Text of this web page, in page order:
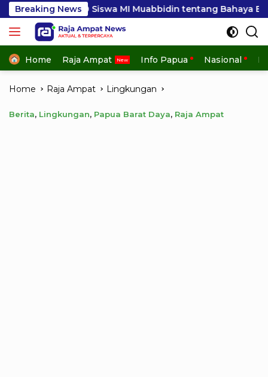
Skip
to
content
Breaking News
50 Siswa MI Muabbidin tentang Bahaya Bullying
Home Raja Ampat Info Papua Nasional
Home Raja Ampat Lingkungan
Berita, Lingkungan, Papua Barat Daya, Raja Ampat